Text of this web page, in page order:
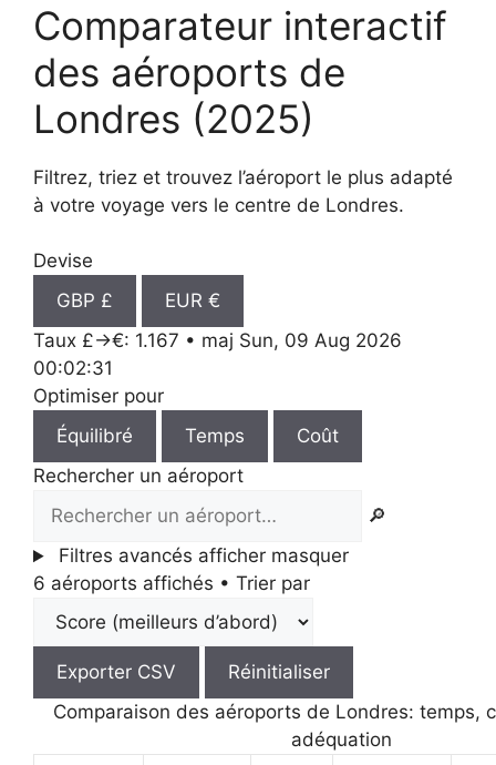
Comparateur interactif
des aéroports de
Londres (2025)
Filtrez, triez et trouvez l’aéroport le plus adapté
à votre voyage vers le centre de Londres.
Devise
GBP £
EUR €
Taux £→€: 1.167 • maj Sun, 09 Aug 2026
00:02:31
Optimiser pour
Équilibré
Temps
Coût
Rechercher un aéroport
🔎
Filtres avancés afficher masquer
6 aéroports affichés • Trier par
Exporter CSV
Réinitialiser
Comparaison des aéroports de Londres: temps,
adéquation